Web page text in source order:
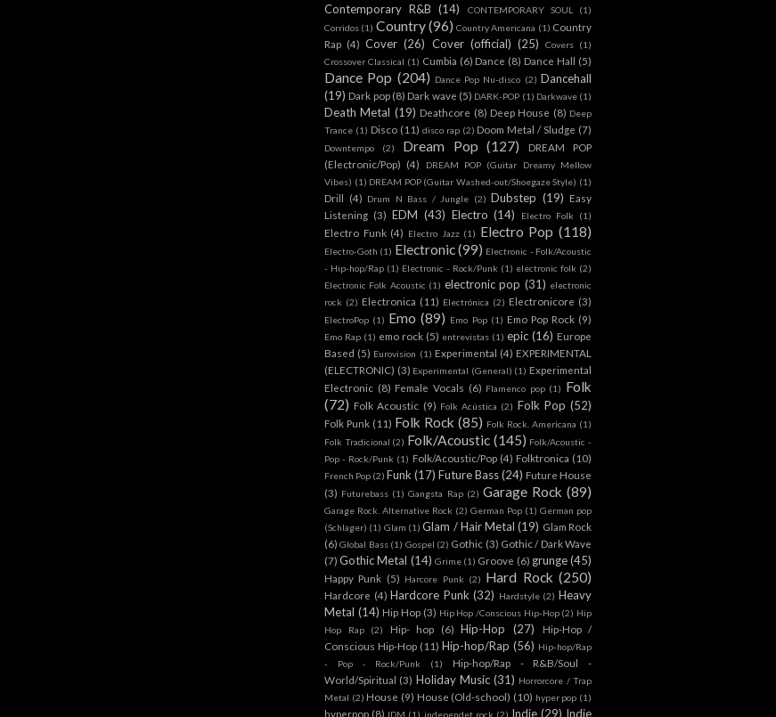
Contemporary R&B (14) CONTEMPORARY SOUL
(1)
Corridos (1) Country(96) Country Americana (1) Country
Rap (4) Cover (26) Cover (official) (25) Covers (1)
Crossover Classical (1) Cumbia (6) Dance (8) Dance Hall (5)
Dance Pop (204) Dance Pop Nu-disco (2) Dancehall
(19) Dark pop (8) Dark wave (5) DARK-POP (1) Darkwave (1)
Death Metal (19) Deathcore (8) Deep House (8) Deep
Trance (1) Disco (11) disco rap (2) Doom Metal / Sludge (7)
Downtempo (2) Dream Pop (127)
DREAM POP
(Electronic/Pop) (4)
DREAM POP (Guitar Dreamy Mellow
Vibes) (1) DREAM POP (Guitar Washed-out/Shoegaze Style) (1)
Drill (4) Drum N Bass / Jungle (2) Dubstep (19) Easy
Listening (3) EDM (43) Electro (14) Electro Folk (1)
Electro Funk (4) Electro Jazz (1) Electro Pop (118)
Electro-Goth (1) Electronic(99) Electronic - Folk/Acoustic
- Hip-hop/Rap (1) Electronic - Rock/Punk (1) electronic folk (2)
Electronic Folk Acoustic (1) electronic pop (31) electronic
rock (2) Electronica (11) Electrónica (2) Electronicore (3)
ElectroPop (1) Emo (89) Emo Pop (1) Emo Pop Rock (9)
Emo Rap (1) emo rock (5) entrevistas (1) epic (16) Europe
Based (5) Eurovision (1) Experimental (4) EXPERIMENTAL
(ELECTRONIC) (3) Experimental (General) (1) Experimental
Electronic (8) Female Vocals (6) Flamenco pop (1) Folk
(72) Folk Acoustic (9) Folk Acústica (2) Folk Pop (52)
Folk Punk (11) Folk Rock (85) Folk Rock. Americana (1)
Folk Tradicional (2) Folk/Acoustic (145) Folk/Acoustic -
Pop - Rock/Punk (1) Folk/Acoustic/Pop (4) Folktronica (10)
French Pop (2) Funk (17) Future Bass(24) Future House
(3) Futurebass (1) Gangsta Rap (2) Garage Rock (89)
Garage Rock. Alternative Rock (2) German Pop (1) German pop
(Schlager) (1) Glam (1) Glam / Hair Metal (19) Glam Rock
(6) Global Bass (1) Gospel (2) Gothic (3) Gothic / Dark Wave
(7) Gothic Metal (14) Grime (1) Groove (6) grunge (45)
Happy Punk (5) Harcore Punk (2) Hard Rock (250)
Hardcore (4) Hardcore Punk (32) Hardstyle (2) Heavy
Metal (14) Hip Hop (3) Hip Hop /Conscious Hip-Hop (2) Hip
Hop Rap
(2) Hip- hop (6) Hip-Hop (27)
Hip-Hop /
Conscious Hip-Hop (11) Hip-hop/Rap (56) Hip-hop/Rap
- Pop - Rock/Punk
(1)
Hip-hop/Rap - R&B/Soul -
World/Spiritual (3) Holiday Music (31) Horrorcore / Trap
Metal (2) House (9) House (Old-school) (10) hyper pop (1)
hyperpop (8) IDM (1) independet rock (2) Indie (29) Indie